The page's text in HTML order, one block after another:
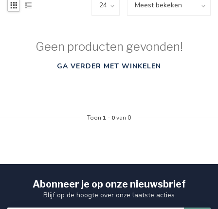
Geen producten gevonden!
GA VERDER MET WINKELEN
Toon 1 - 0van 0
Abonneer je op onze nieuwsbrief
Blijf op de hoogte over onze laatste acties